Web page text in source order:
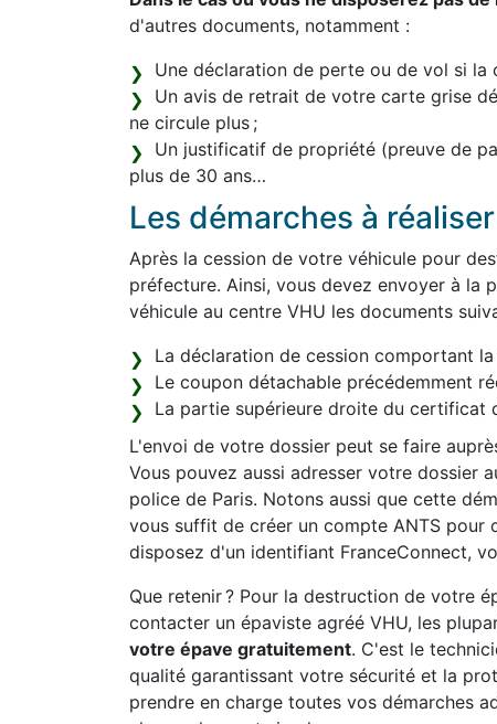
d'autres documents, notamment :
Une déclaration de perte ou de vol si la
Un avis de retrait de votre carte grise
ne circule plus ;
Un justificatif de propriété (preuve de
plus de 30 ans…
Les démarches à
Après la cession de votre véhicule pour
préfecture. Ainsi, vous devez envoyer à la
véhicule au centre VHU les documents
La déclaration de cession comportant
Le coupon détachable précédemment
La partie supérieure droite du certificat
L'envoi de votre dossier peut se faire
Vous pouvez aussi adresser votre dossier
police de Paris. Notons aussi que cette
vous suffit de créer un compte ANTS pour
disposez d'un identifiant FranceConnect,
Que retenir ? Pour la destruction de votre
contacter un épaviste agréé VHU, les
votre épave gratuitement. C'est le
qualité garantissant votre sécurité et la
prendre en charge toutes vos démarches